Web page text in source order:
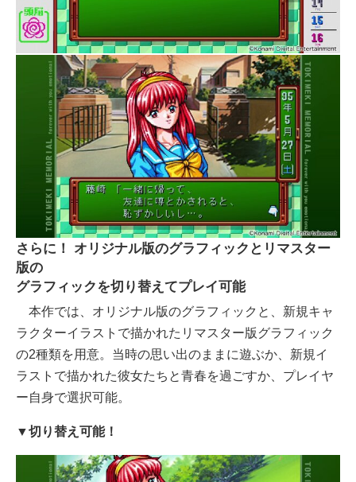
さらに！ オリジナル版のグラフィックとリマスター
版の
グラフィックを切り替えてプレイ可能
本作では、オリジナル版のグラフィックと、新規キャ
ラクターイラストで描かれたリマスター版グラフィック
の2種類を用意。当時の思い出のままに遊ぶか、新規イ
ラストで描かれた彼女たちと青春を過ごすか、プレイヤ
ー自身で選択可能。
▼切り替え可能！